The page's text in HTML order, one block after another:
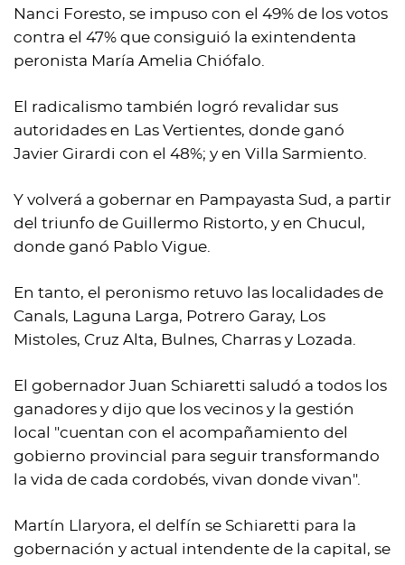
Nanci Foresto, se impuso con el 49% de los votos
contra el 47% que consiguió la exintendenta
peronista María Amelia Chiófalo.​
El radicalismo también logró revalidar sus
autoridades en Las Vertientes, donde ganó
Javier Girardi con el 48%; y en Villa Sarmiento.
Y volverá a gobernar en Pampayasta Sud, a partir
del triunfo de Guillermo Ristorto, y en Chucul,
donde ganó Pablo Vigue.
En tanto, el peronismo retuvo las localidades de
Canals, Laguna Larga, Potrero Garay, Los
Mistoles, Cruz Alta, Bulnes, Charras y Lozada.
El gobernador Juan Schiaretti ​saludó a todos los
ganadores y dijo que los vecinos y la gestión
local "cuentan con el acompañamiento del
gobierno provincial para seguir transformando
la vida de cada cordobés, vivan donde vivan".
Martín Llaryora, el delfín se Schiaretti para la
gobernación y actual intendente de la capital, se